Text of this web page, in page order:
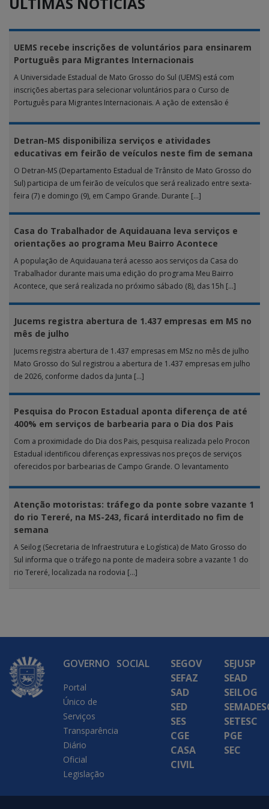
UEMS recebe inscrições de voluntários para ensinarem
Português para Migrantes Internacionais
A Universidade Estadual de Mato Grosso do Sul (UEMS) está com
inscrições abertas para selecionar voluntários para o Curso de
Português para Migrantes Internacionais. A ação de extensão é
Detran-MS disponibiliza serviços e atividades
educativas em feirão de veículos neste fim de semana
O Detran-MS (Departamento Estadual de Trânsito de Mato Grosso do
Sul) participa de um feirão de veículos que será realizado entre sexta-
feira (7) e domingo (9), em Campo Grande. Durante […]
Casa do Trabalhador de Aquidauana leva serviços e
orientações ao programa Meu Bairro Acontece
A população de Aquidauana terá acesso aos serviços da Casa do
Trabalhador durante mais uma edição do programa Meu Bairro
Acontece, que será realizada no próximo sábado (8), das 15h […]
Jucems registra abertura de 1.437 empresas em MS no
mês de julho
Jucems registra abertura de 1.437 empresas em MSz no mês de julho
Mato Grosso do Sul registrou a abertura de 1.437 empresas em julho
de 2026, conforme dados da Junta […]
Pesquisa do Procon Estadual aponta diferença de até
400% em serviços de barbearia para o Dia dos Pais
Com a proximidade do Dia dos Pais, pesquisa realizada pelo Procon
Estadual identificou diferenças expressivas nos preços de serviços
oferecidos por barbearias de Campo Grande. O levantamento
Atenção motoristas: tráfego da ponte sobre vazante 1
do rio Tereré, na MS-243, ficará interditado no fim de
semana
A Seilog (Secretaria de Infraestrutura e Logística) de Mato Grosso do
Sul informa que o tráfego na ponte de madeira sobre a vazante 1 do
rio Tereré, localizada na rodovia […]
GOVERNO
Portal
Único de
Serviços
Transparência
Diário
Oficial
Legislação
SOCIAL
SEGOV
SEFAZ
SAD
SED
SES
CGE
CASA
CIVIL
SEJUSP
SEAD
SEILOG
SETESC
PGE
SEC